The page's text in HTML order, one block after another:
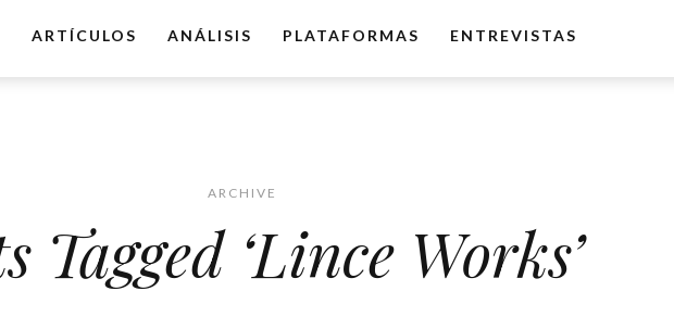
ARTÍCULOS ANÁLISIS PLATAFORMAS ENTREVISTAS
ARCHIVE
Tagged ‘Lince Works’